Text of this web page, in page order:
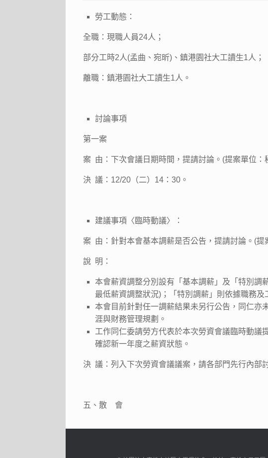
勞工動態：
全職：現職人員24人；
部分工時2人(孟曲、宛昕)、鎮港園社大工讀生1人；
離職：鎮港園社大工讀生1人。
討論事項
第一案
案 由：下次會議日期時間，提請討論。(提案單位：
決 議：12/20（二）14：30。
建議事項〈臨時動議〉：
案 由：針對本會基本調薪是否公告，提請討論。(提
說 明：
本會薪資調整分別設有「基本調薪」及「特別調
最低薪資調整狀況)；「特別調薪」則依據職務
本會目前針對任一調薪結果未另行公告，同仁亦
涯與財務管理規劃。
工作同仁委請勞方代表於本次勞資會議臨時動議
確認新一年度之薪資狀態。
決 議：列入下次勞資會議議案，請各部門先行內部
五、散 會